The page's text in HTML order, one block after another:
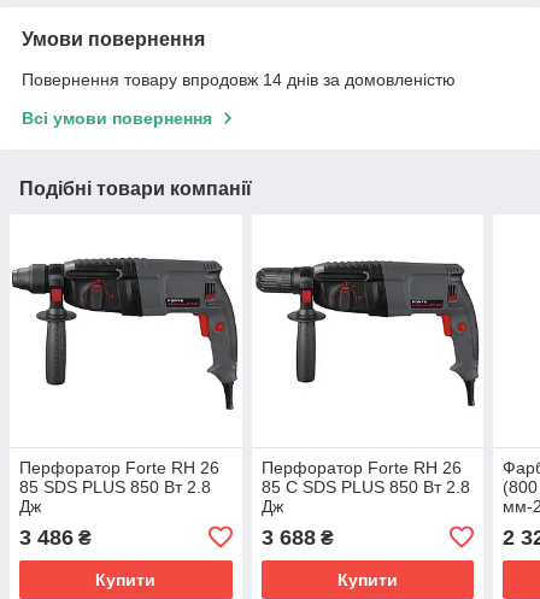
Умови повернення
Повернення товару впродовж 14 днів за домовленістю
Всі умови повернення
Подібні товари компанії
Перфоратор Forte RH 26
85 SDS PLUS 850 Вт 2.8
Дж
3 486 ₴
Купити
Перфоратор Forte RH 26
85 C SDS PLUS 850 Вт 2.8
Дж
3 688₴
Купити
мм-
2